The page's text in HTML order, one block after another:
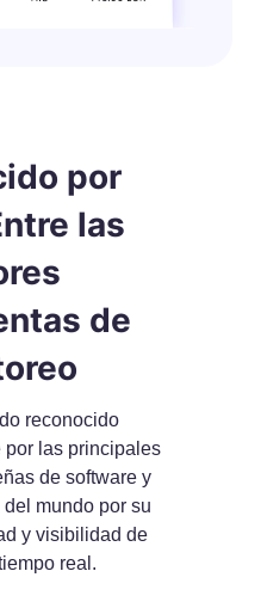
por
las
de
reconocido
por las principales
de software y
mundo por su
y visibilidad de
real.